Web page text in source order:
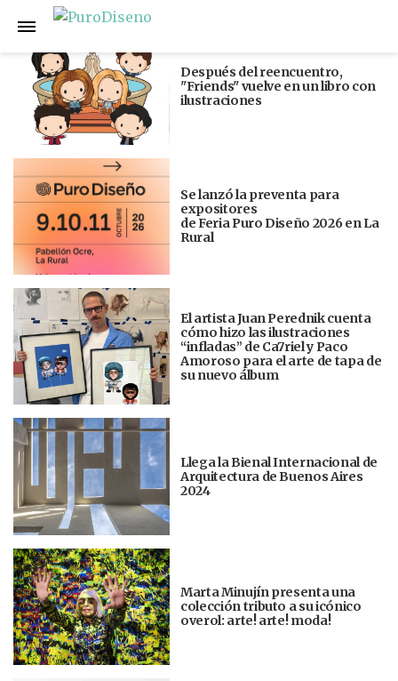
Anterior
Después del reencuentro,
"Friends" vuelve en un libro con
ilustraciones
Se lanzó la preventa para
expositores
de Feria Puro Diseño 2026 en La
Rural
El artista Juan Perednik cuenta
cómo hizo las ilustraciones
“infladas” de Ca7riel y Paco
Amoroso para el arte de tapa de
su nuevo álbum
Llega la Bienal Internacional de
Arquitectura de Buenos Aires
2024
Marta Minujín presenta una
colección tributo a su icónico
overol: arte! arte! moda!
Siguiente